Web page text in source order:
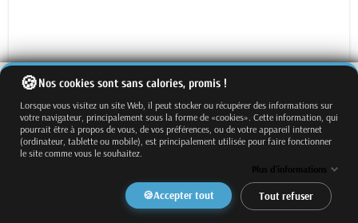
VALISE ETANCHE NOIRE IP55
191,69 €
Nos cookies sont sans calories, promis !
Lorsque vous visitez un site Web, il peut stocker ou récupérer des informations sur
votre navigateur, principalement sous la forme de «cookies». Cette information, qui
pourrait être à propos de vous, de vos préférences, ou de votre appareil internet
(ordinateur, tablette ou mobile), est principalement utilisée pour faire fonctionner
le site comme vous le souhaitez.
Plus d'informations
Accepter tout Tout refuser